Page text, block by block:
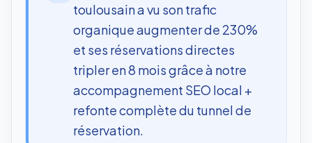
toulousain a vu son trafic
organique augmenter de 230%
et ses réservations directes
tripler en 8 mois grâce à notre
accompagnement SEO local +
refonte complète du tunnel de
réservation.